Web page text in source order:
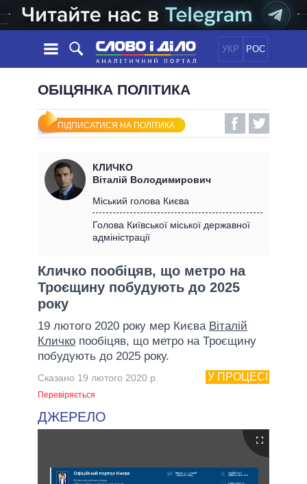
УКР РОС
НОВИНИ
СТРІЧКА
ПОДІЇ
СТАТТІ
ДУМКИ
ОГЛЯДИ
ДАЙДЖЕСТИ
ПОЛІТИКА
ЕКОНОМІКА
СВІТ
ОБIЦЯНКИ
УСІ ПОЛІТИКИ
ПРЕЗИДЕНТ І ОФІС
КАБІНЕТ МІНІСТРІВ
МЕРИ МІСТ
ВСІ ПЕРСОНИ
ІНФОГРАФІКА
ВІДЕО
ПІДТРИМАТИ
ПОРІВНЯННЯ ПОЛІТИКІВ
ОБІЦЯНКА ПОЛІТИКА
ПІДПИСАТИСЯ НА ПОЛІТИКА
КЛИЧКО
Віталій Володимирович
Міський голова Києва
Голова Київської міської державної
адміністрації
Кличко пообіцяв, що метро на
Троєщину побудують до 2025
року
19 лютого 2020 року мер Києва Віталій
Кличко пообіцяв, що метро на Троєщину
побудують до 2025 року.
У ПРОЦЕСІ
Сказано 19 лютого 2020 р.
Перевіряється
ДЖЕРЕЛО